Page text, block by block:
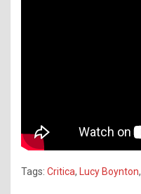
Tags: Critica, Lucy Boynton,